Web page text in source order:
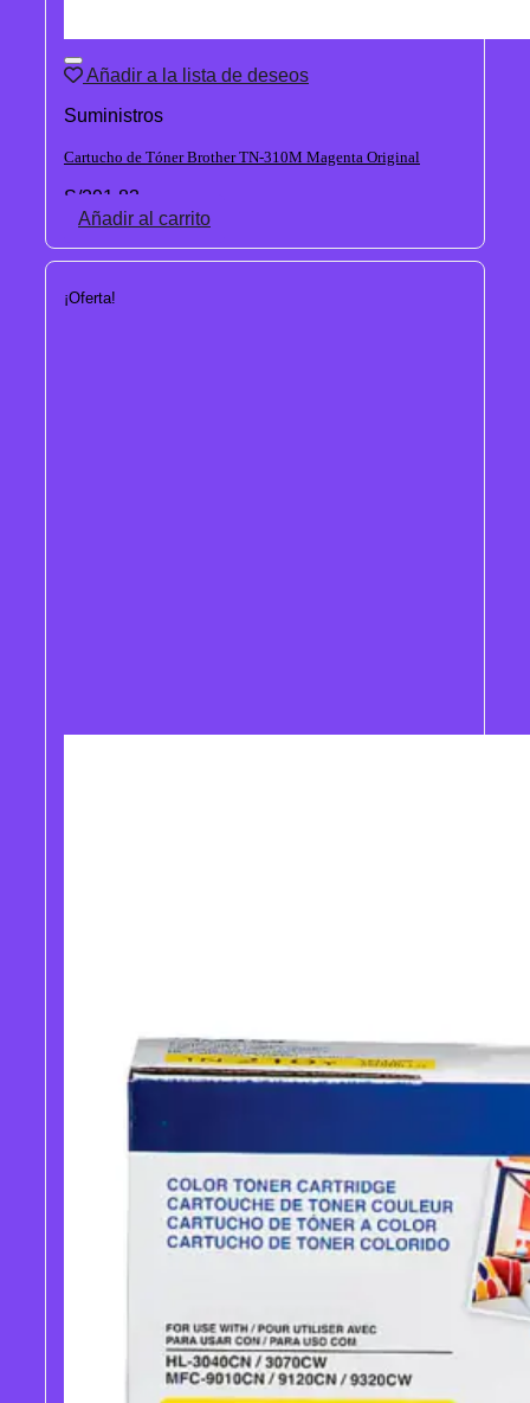
Añadir a la lista de deseos
Suministros
Cartucho de Tóner Brother TN-310M Magenta Original
S/291.83
Añadir al carrito
¡Oferta!